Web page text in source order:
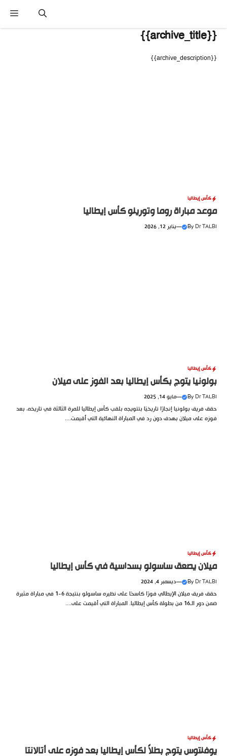
المحتوى
{{archive_title}}
{{archive_description}}
كأس إيطاليا
موعد مباراة روما وتورينو كأس إيطاليا
By Dr TALBI
—يناير 12, 2026
كأس إيطاليا
بولونيا يتوج بكأس إيطاليا بعد الفوز على ميلان
By Dr TALBI
—مايو 14, 2025
حقق فريق بولونيا إنجازًا تاريخيًا بتتويجه بلقب كأس إيطاليا للمرة الثالثة في تاريخه، بعد
فوزه على ميلان بهدف دون رد في المباراة النهائية التي أُقيمت....
كأس إيطاليا
ميلان يصعق ساسولو بسداسية في كأس إيطاليا
By Dr TALBI
—ديسمبر 4, 2024
حقق فريق ميلان الإيطالي فوزًا كاسحًا على نظيره ساسولو بنتيجة 6-1 في مباراة مثيرة
ضمن دور الـ16 من بطولة كأس إيطاليا. المباراة التي أقيمت على....
كأس إيطاليا
يوفنتوس يتوج بطلاً لكأس إيطاليا بعد فوزه على أتالانتا